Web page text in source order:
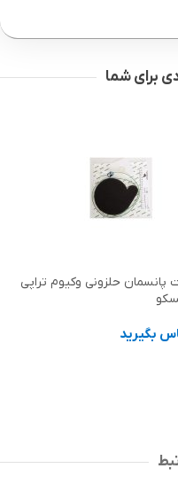
برای شما
پانسمان حلزونی وکیوم تراپی
بگیرید